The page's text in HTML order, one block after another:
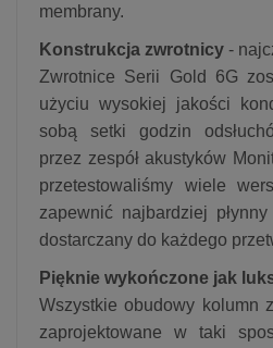
membrany.
Konstrukcja zwrotnicy -
Zwrotnice Serii Gold 6G
użyciu wysokiej jakości
sobą setki godzin
przez zespół akustyków
przetestowaliśmy wiele
zapewnić najbardziej
dostarczany do każdego
Pięknie wykończone jak
Wszystkie obudowy kolumn
zaprojektowane w taki